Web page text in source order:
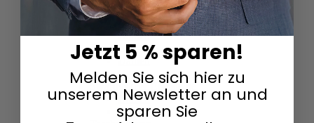
Solaruhren
Herren
Damen
Sportuhren
Damen
Herren
Swarovski & Edelsteine
Damen
Herren
Jetzt 5 % sparen!
Melden Sie sich hier zu
unserem Newsletter an und
sparen Sie